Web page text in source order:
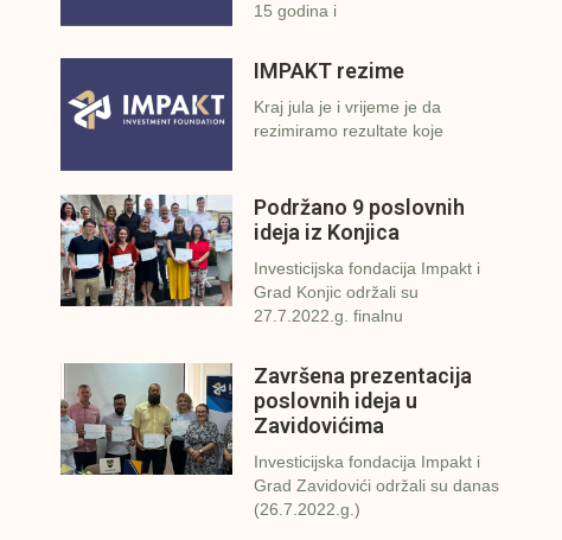
15 godina i
IMPAKT rezime
Kraj jula je i vrijeme je da
rezimiramo rezultate koje
Podržano 9 poslovnih
ideja iz Konjica
Investicijska fondacija Impakt i
Grad Konjic održali su
27.7.2022.g. finalnu
Završena prezentacija
poslovnih ideja u
Zavidovićima
Investicijska fondacija Impakt i
Grad Zavidovići održali su danas
(26.7.2022.g.)